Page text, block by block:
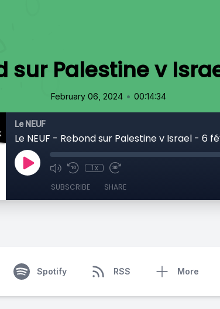
sur Palestine v
February 06, 2024 • 00:14:34
Le NEUF
Le NEUF - Rebond sur Palestine v Israel - 6
1x
SUBSCRIBE SHARE
Spotify RSS More